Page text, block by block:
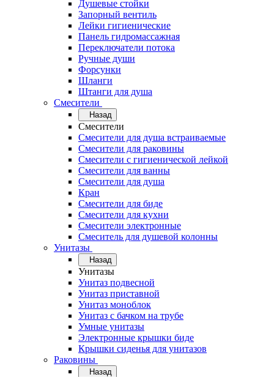
Душевые стойки
Запорный вентиль
Лейки гигиенические
Панель гидромассажная
Переключатели потока
Ручные души
Форсунки
Шланги
Штанги для душа
Смесители
Назад
Смесители
Смесители для душа встраиваемые
Смесители для раковины
Смесители с гигиенической лейкой
Смесители для ванны
Смесители для душа
Кран
Смесители для биде
Смесители для кухни
Смесители электронные
Смеситель для душевой колонны
Унитазы
Назад
Унитазы
Унитаз подвесной
Унитаз приставной
Унитаз моноблок
Унитаз с бачком на трубе
Умные унитазы
Электронные крышки биде
Крышки сиденья для унитазов
Раковины
Назад